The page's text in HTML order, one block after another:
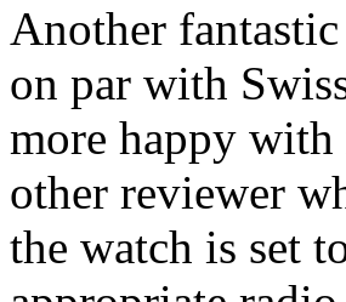
Another
on par with
more happy
other reviewer
the watch is set